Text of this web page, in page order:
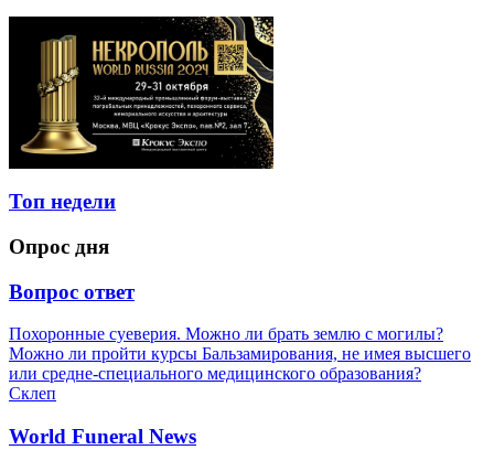
Топ недели
Опрос дня
Вопрос ответ
Похоронные суеверия. Можно ли брать землю с могилы?
Можно ли пройти курсы Бальзамирования, не имея высшего
или средне-специального медицинского образования?
Склеп
World Funeral News